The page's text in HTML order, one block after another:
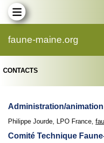
faune-maine.org
CONTACTS
Administration/
Philippe Jourde, LPO France,
Comité Technique